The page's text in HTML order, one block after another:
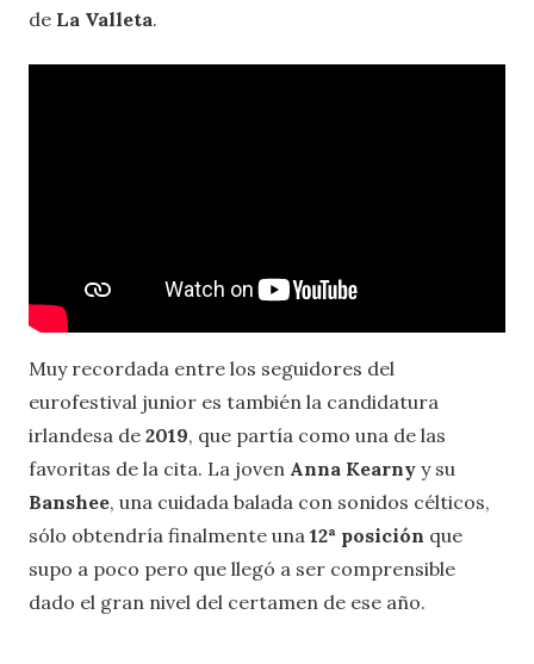
de La Valleta.
Muy recordada entre los seguidores del
eurofestival junior es también la candidatura
irlandesa de 2019, que partía como una de las
favoritas de la cita. La joven Anna Kearny y su
Banshee, una cuidada balada con sonidos célticos,
sólo obtendría finalmente una 12ª posición que
supo a poco pero que llegó a ser comprensible
dado el gran nivel del certamen de ese año.